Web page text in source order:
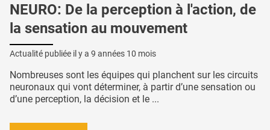
NEURO: De la perception à l'action, de
la sensation au mouvement
Actualité publiée il y a 9 années 10 mois
Nombreuses sont les équipes qui planchent sur les circuits
neuronaux qui vont déterminer, à partir d’une sensation ou
d’une perception, la décision et le ...